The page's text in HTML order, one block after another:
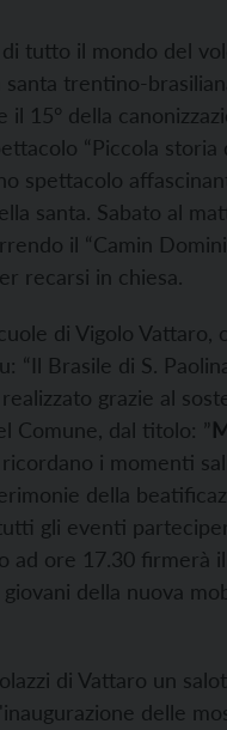
tutto il mondo del
trentino-
15° della
“Piccola storia
spettacolo
santa. Sabato al
il “Camin
recarsi in chiesa.
di Vigolo Vattaro,
“Il Brasile di S.
grazie al
Comune, dal titolo: ”
i momenti
della
gli eventi
ad ore 17.30 firmerà
della nuova
di Vattaro un
delle